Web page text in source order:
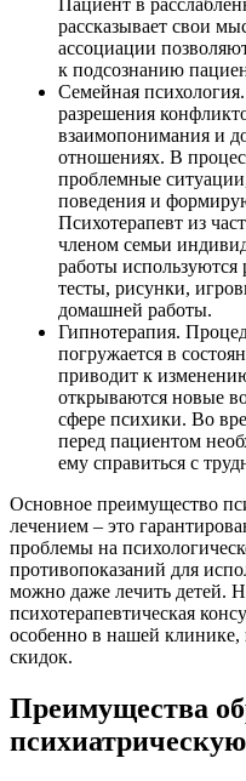
Пациент в
рассказывает свои
ассоциации
к подсознанию
Семейная
разрешения
взаимопонимания и
отношениях. В
проблемные
поведения и
Психотерапевт из
членом семьи
работы
тесты, рисунки,
домашней работы.
Гипнотерапия.
погружается в
приводит к
открываются новые
сфере психики. Во
перед пациентом
ему справиться с
Основное преимущество
лечением – это
проблемы на
противопоказаний для
можно даже лечить детей.
психотерапевтическая
особенно в нашей клинике,
скидок.
Преимущества